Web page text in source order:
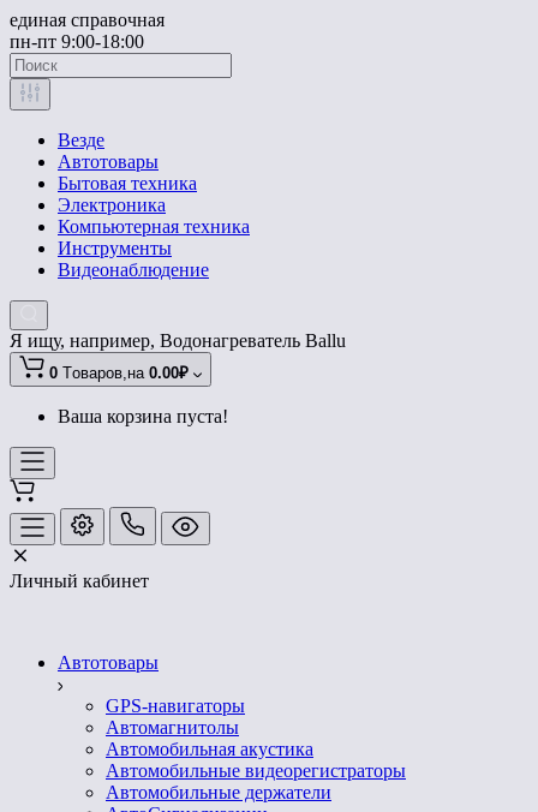
единая справочная
пн-пт 9:00-18:00
Везде
Автотовары
Бытовая техника
Электроника
Компьютерная техника
Инструменты
Видеонаблюдение
Я ищу, например, Водонагреватель Ballu
0 Tоваров,на 0.00₽
Ваша корзина пуста!
Личный кабинет
Автотовары
GPS-навигаторы
Автомагнитолы
Автомобильная акустика
Автомобильные видеорегистраторы
Автомобильные держатели